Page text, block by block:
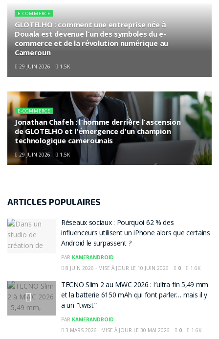
E-COMMERCE
GLOTELHO : comment une entreprise née à
Douala est devenue l’un des symboles du e-
commerce et de la révolution numérique au
Cameroun
29 JUIN 2026 1.5K
E-COMMERCE
Jonathan Chafeh : l’homme derrière l’ascension
de GLOTELHO et l’émergence d’un champion
technologique camerounais
29 JUIN 2026 1.5K
ARTICLES POPULAIRES
Réseaux sociaux : Pourquoi 62 % des
influenceurs utilisent un iPhone alors que certains
Android le surpassent ?
PAR KAMERANDROID
8 JUIN 2026 - MISE À JOUR LE 10 JUIN 2026
0 1.6K
TECNO Slim 2 au MWC 2026 : l’ultra-fin 5,49 mm
et la batterie 6150 mAh qui font parler… mais il y
a un “twist”
PAR KAMERANDROID
3 MARS 2026 - MISE À JOUR LE 30 MAI 2026
0 1.6K